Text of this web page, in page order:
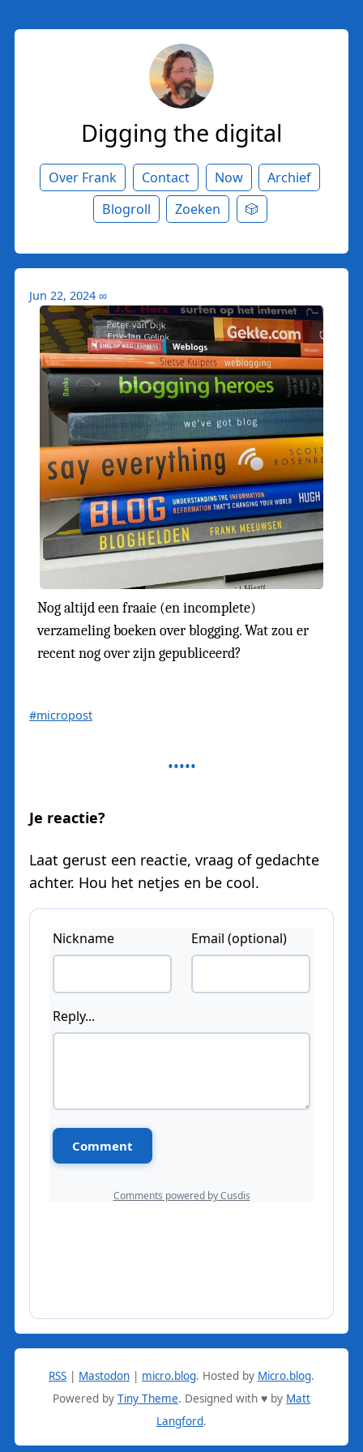
Digging the digital
Over Frank Contact Now
Archief
Blogroll
Zoeken 🎲
Jun 22, 2024 ∞
Nog altijd een fraaie (en incomplete)
verzameling boeken over blogging. Wat zou er
recent nog over zijn gepubliceerd?
#micropost
Je reactie?
Laat gerust een reactie, vraag of gedachte
achter. Hou het netjes en be cool.
RSS | Mastodon | micro.blog. Hosted by Micro.blog.
Powered by Tiny Theme. Designed with ♥ by Matt
Langford.